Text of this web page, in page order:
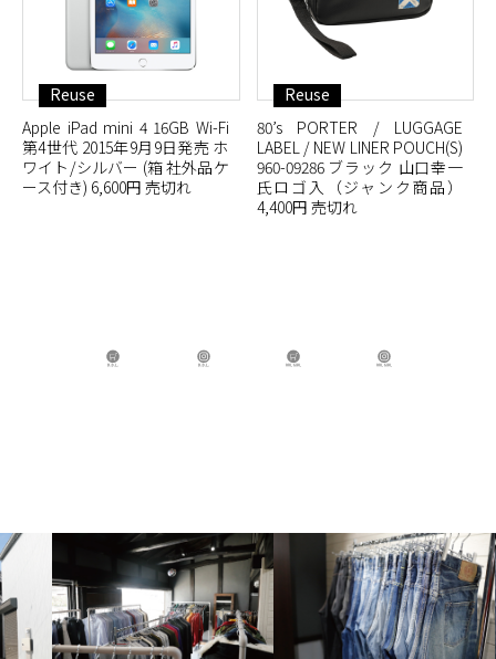
Reuse
Apple iPad mini 4 16GB Wi-Fi
第4世代 2015年9月9日発売 ホ
ワイト/シルバー (箱 社外品ケ
ース付き) 6,600円 売切れ
Reuse
80’s PORTER / LUGGAGE
LABEL / NEW LINER POUCH(S)
960-09286 ブラック 山口幸一
氏ロゴ入（ジャンク商品）
4,400円 売切れ
B.B.L Store BBL GIRL Store